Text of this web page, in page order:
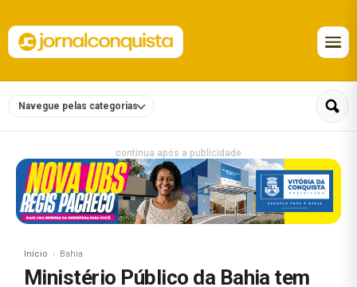
Navegue pelas categorias
continua após a publicidade
Início Bahia
Ministério Público da Bahia tem